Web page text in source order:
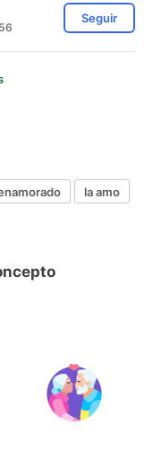
Seguir
la amo